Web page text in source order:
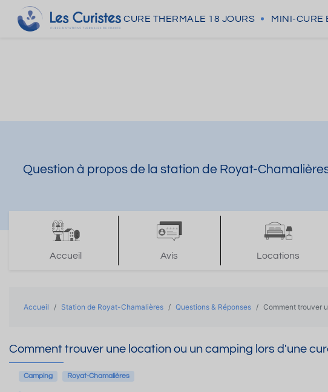
CURE THERMALE 18 JOURS MINI-CURE
Question à propos de la station de Royat-
Accueil Avis Locations
Accueil Station de Royat-Chamalières Questions & Réponses Comment trouver
Comment trouver une location ou un camping lors d'une
Camping Royat-Chamalières